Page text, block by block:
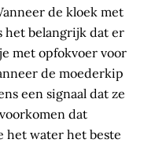
de kloek met
het belangrijk dat er
met opfokvoer voor
de moederkip
een signaal dat ze
dat
het water het beste